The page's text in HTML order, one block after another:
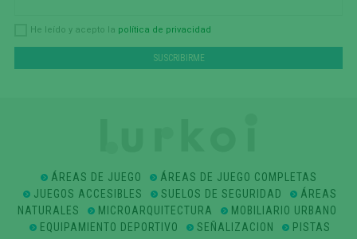
He leído y acepto la política de privacidad
ÁREAS DE JUEGO
ÁREAS DE JUEGO COMPLETAS
JUEGOS ACCESIBLES
SUELOS DE SEGURIDAD
ÁREAS
NATURALES
MICROARQUITECTURA
MOBILIARIO URBANO
EQUIPAMIENTO DEPORTIVO
SEÑALIZACION
PISTAS